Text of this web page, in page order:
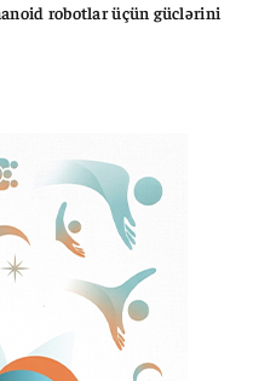
robotlar üçün güclərini